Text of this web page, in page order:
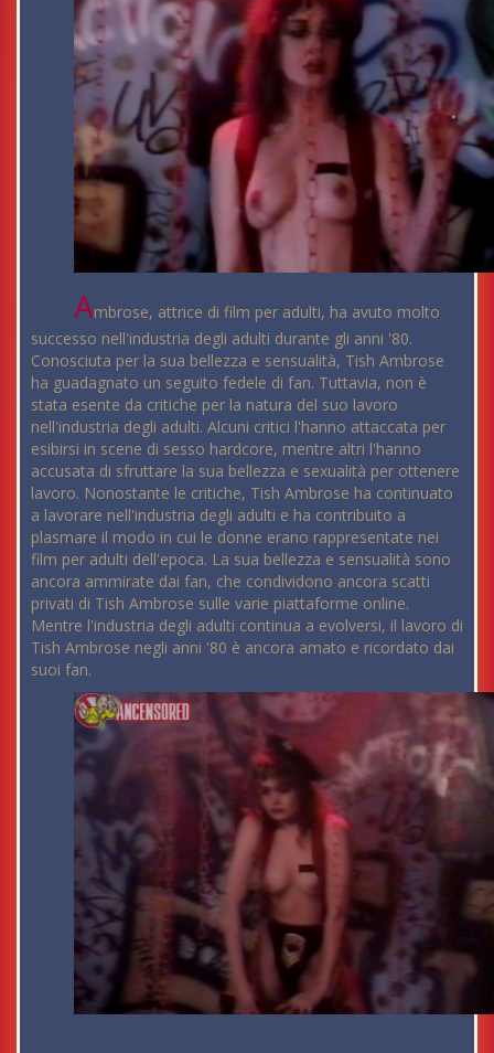
Ambrose, attrice di film per adulti, ha avuto molto
successo nell'industria degli adulti durante gli anni '80.
Conosciuta per la sua bellezza e sensualità, Tish Ambrose
ha guadagnato un seguito fedele di fan. Tuttavia, non è
stata esente da critiche per la natura del suo lavoro
nell'industria degli adulti. Alcuni critici l'hanno attaccata per
esibirsi in scene di sesso hardcore, mentre altri l'hanno
accusata di sfruttare la sua bellezza e sexualità per ottenere
lavoro. Nonostante le critiche, Tish Ambrose ha continuato
a lavorare nell'industria degli adulti e ha contribuito a
plasmare il modo in cui le donne erano rappresentate nei
film per adulti dell'epoca. La sua bellezza e sensualità sono
ancora ammirate dai fan, che condividono ancora scatti
privati di Tish Ambrose sulle varie piattaforme online.
Mentre l'industria degli adulti continua a evolversi, il lavoro di
Tish Ambrose negli anni '80 è ancora amato e ricordato dai
suoi fan.